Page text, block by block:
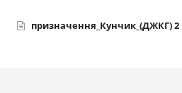
призначення_Кунчик_(ДЖКГ) 2